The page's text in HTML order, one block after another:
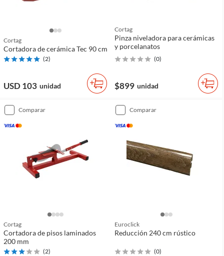
Cortag
Cortadora de cerámica Tec 90 cm
(2)
USD 103 unidad
Cortag
Pinza niveladora para cerámicas
y porcelanatos
(0)
$899 unidad
comparar
Cortag
Cortadora de pisos laminados
200 mm
(2)
comparar
Euroclick
Reducción 240 cm rústico
(0)